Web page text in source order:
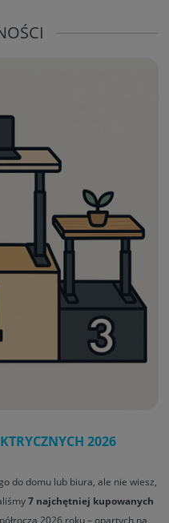
2026
do domu lub biura, ale nie wiesz,
7 najchętniej kupowanych